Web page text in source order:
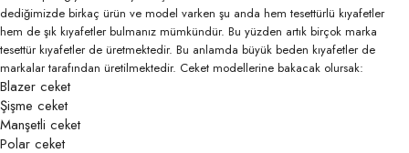
dediğimizde birkaç ürün ve model varken şu anda hem tesettürlü kıyafetler
hem de şık kıyafetler bulmanız mümkündür. Bu yüzden artık birçok marka
tesettür kıyafetler de üretmektedir. Bu anlamda büyük beden kıyafetler de
markalar tarafından üretilmektedir. Ceket modellerine bakacak olursak:
Blazer ceket
Şişme ceket
Manşetli ceket
Polar ceket